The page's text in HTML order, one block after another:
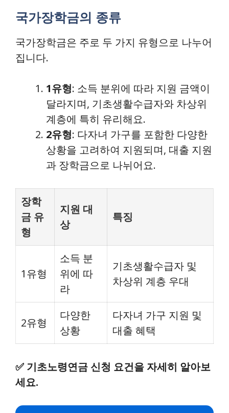
국가장학금의 종류
국가장학금은 주로 두 가지 유형으로 나누어
집니다.
1유형: 소득 분위에 따라 지원 금액이
달라지며, 기초생활수급자와 차상위
계층에 특히 유리해요.
2유형: 다자녀 가구를 포함한 다양한
상황을 고려하여 지원되며, 대출 지원
과 장학금으로 나뉘어요.
장학
금 유
형
지원 대
상
특징
1유형
소득 분
위에 따
라
기초생활수급자 및
차상위 계층 우대
2유형
다양한
상황
다자녀 가구 지원 및
대출 혜택
✅ 기초노령연금 신청 요건을 자세히 알아보
세요.